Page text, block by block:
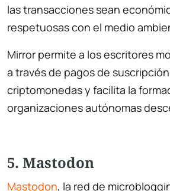
las transacciones sean
respetuosas con el medio
Mirror permite a los escritores
a través de pagos de
criptomonedas y facilita la
organizaciones autónomas
5. Mastodon
Mastodon, la red de